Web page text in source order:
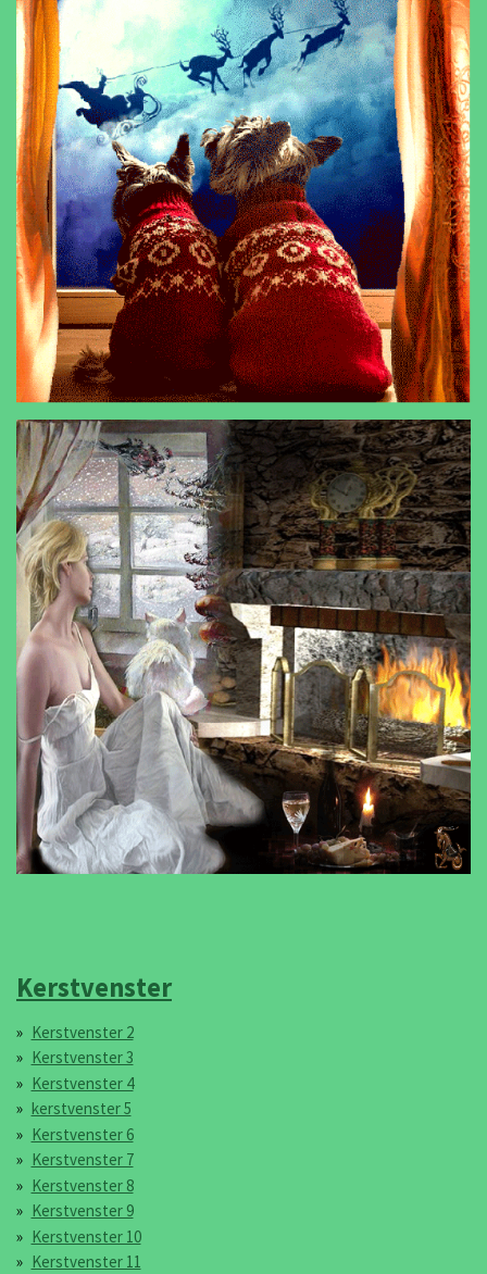
Kerstvenster
Kerstvenster 2
Kerstvenster 3
Kerstvenster 4
kerstvenster 5
Kerstvenster 6
Kerstvenster 7
Kerstvenster 8
Kerstvenster 9
Kerstvenster 10
Kerstvenster 11